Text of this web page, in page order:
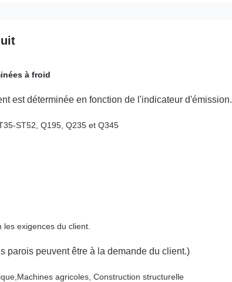
à froid
est déterminée en fonction de l'indicateur d'émission.
ST52, Q195, Q235 et Q345
exigences du client.
parois peuvent être à la demande du client.)
Machines agricoles, Construction structurelle